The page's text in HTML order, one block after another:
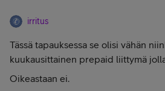
irritus
Tässä tapauksessa se olisi vähän
kuukausittainen prepaid liittymä
Oikeastaan ei.